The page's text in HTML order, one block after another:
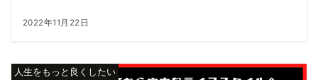
2022年11月22日
人生をもっと良くしたい